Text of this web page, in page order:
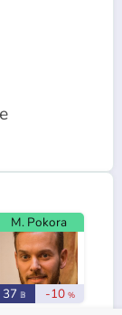
M. Pokora
37 𝔹 -10 %